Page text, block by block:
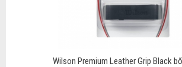
Wilson Premium Leather Grip Black